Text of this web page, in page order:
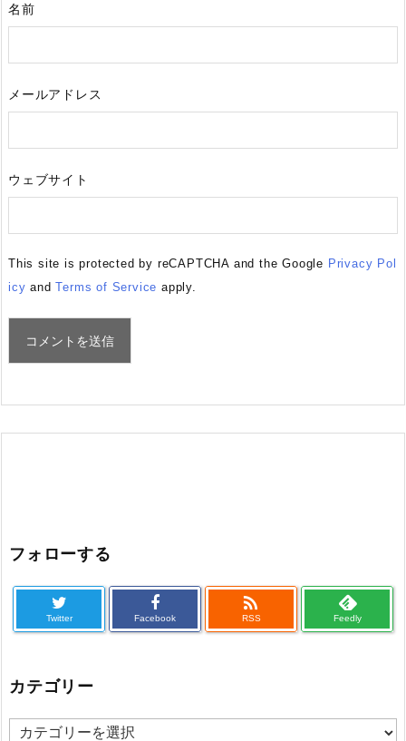
名前
メールアドレス
ウェブサイト
This site is protected by reCAPTCHA and the Google Privacy Pol
icy andTerms of Service apply.
フォローする
Twitter Facebook

RSS Feedly
カテゴリー
カ